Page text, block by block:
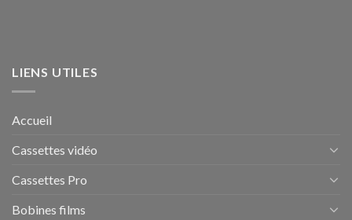
LIENS UTILES
Accueil
Cassettes vidéo
Cassettes Pro
Bobines films